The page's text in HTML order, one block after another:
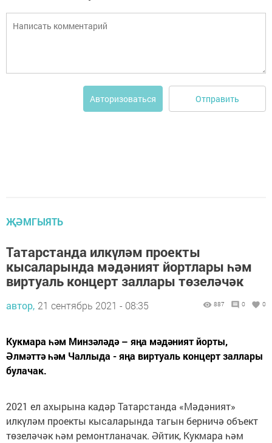
Авторизоваться Отправить
ҖӘМГЫЯТЬ
Татарстанда илкүләм проекты
кысаларында мәдәният йортлары һәм
виртуаль концерт заллары төзеләчәк
автор, 21 сентябрь 2021 - 08:35 887 0 0
Кукмара һәм Минзәләдә – яңа мәдәният йорты,
Әлмәттә һәм Чаллыда - яңа виртуаль концерт заллары
булачак.
2021 ел ахырына кадәр Татарстанда «Мәдәният»
илкүләм проекты кысаларында тагын берничә объект
төзеләчәк һәм ремонтланачак. Әйтик, Кукмара һәм